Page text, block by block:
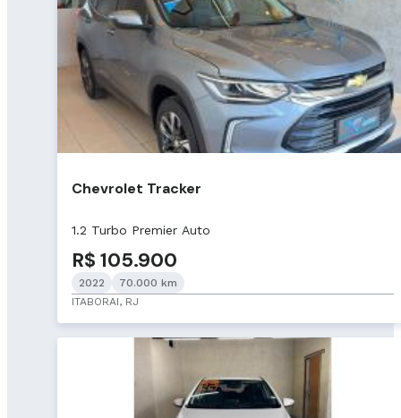
Chevrolet Tracker
1.2 Turbo Premier Auto
R$ 105.900
2022
70.000 km
ITABORAI, RJ